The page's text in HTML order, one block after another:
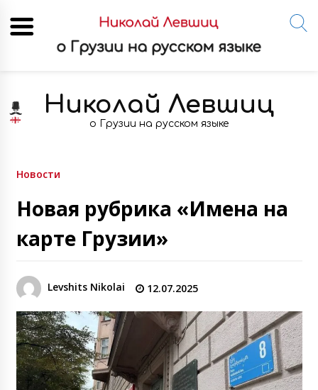
content
Николай Левшиц
о Грузии на русском языке
Новости
Новая рубрика «Имена на
карте Грузии»
Levshits Nikolai 12.07.2025